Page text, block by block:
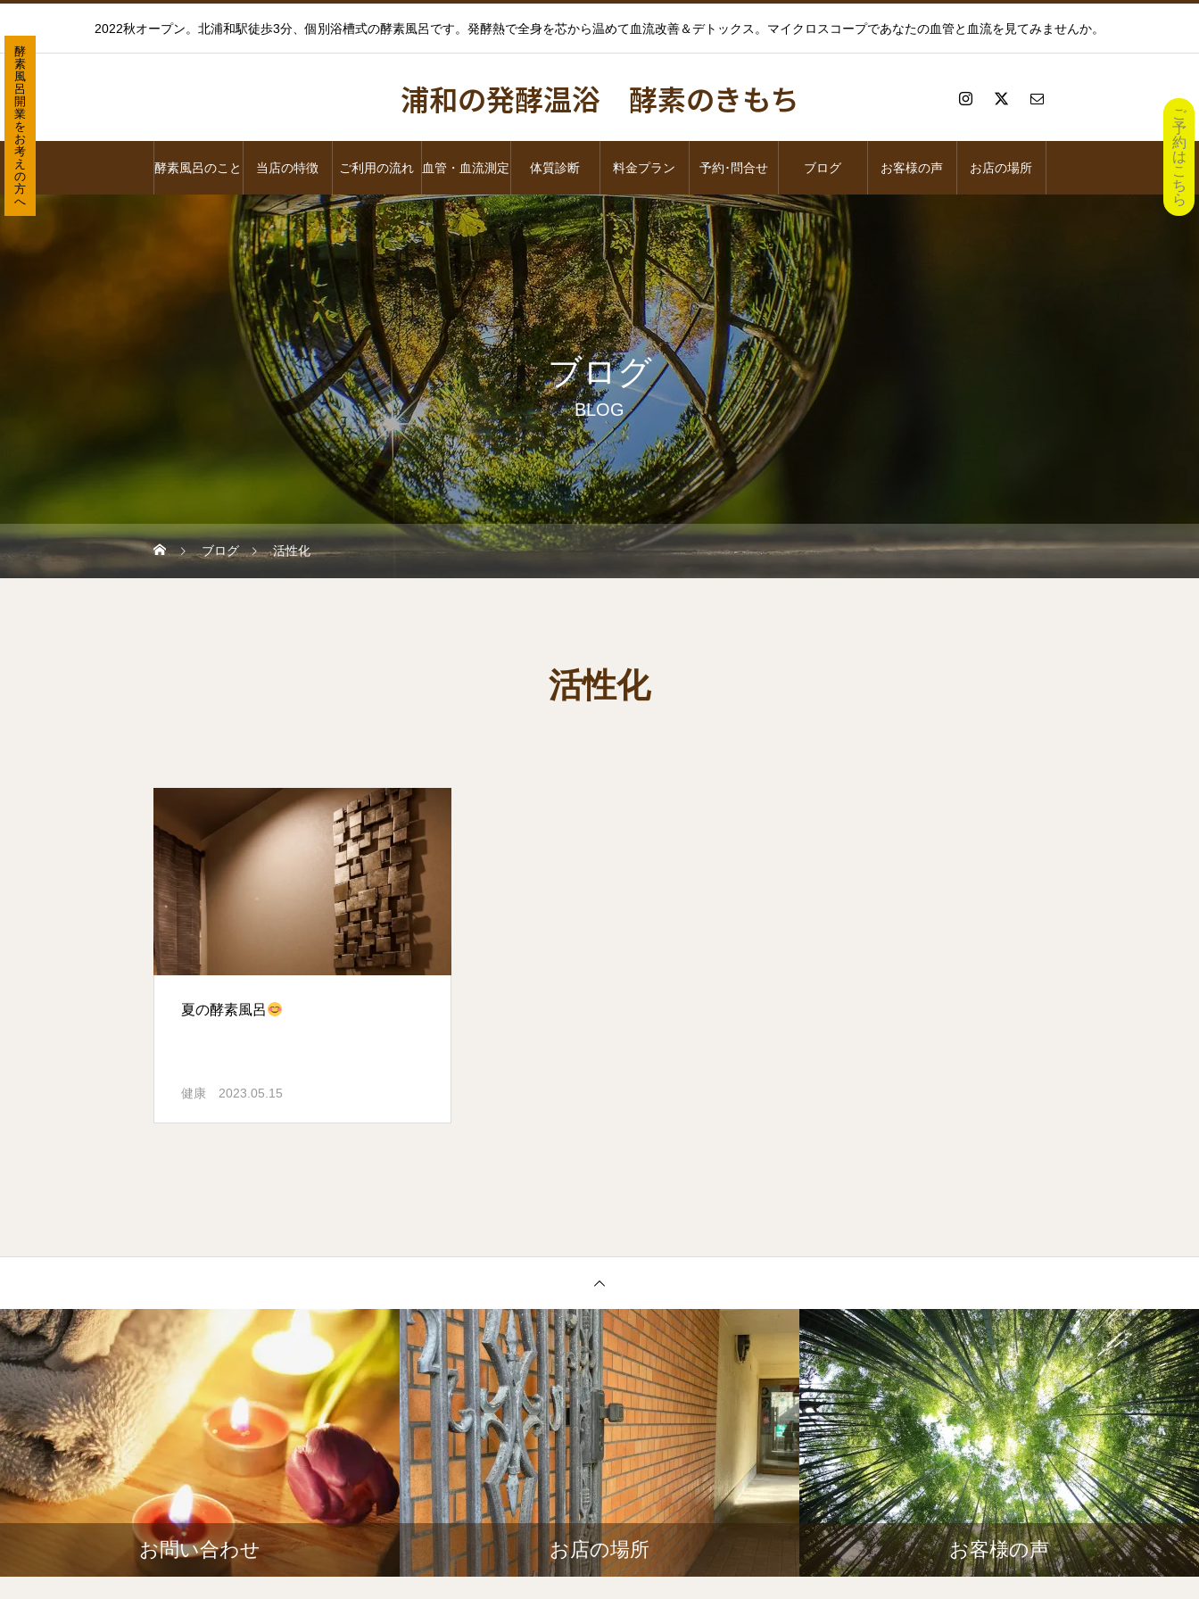
2022秋オープン。北浦和駅徒歩3分、個別浴槽式の酵素風呂です。発酵熱で全身を芯から温めて血流改善＆デトックス。マイクロスコープであなたの血管と血流を見てみませんか。
浦和の発酵温浴 酵素のきもち
酵素風呂のこと 当店の特徴 ご利用の流れ 血管・血流測定 体質診断 料金プラン 予約･問合せ ブログ お客様の声 お店の場所
ブログ
BLOG
ブログ 活性化
活性化
夏の酵素風呂
健康 2023.05.15
お問い合わせ お店の場所 お客様の声
ご
予
約
は
こ
ち
ら
酵
素
風
呂
開
業
を
お
考
え
の
方
へ